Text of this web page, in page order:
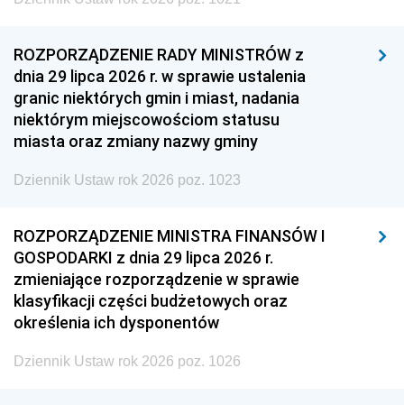
ROZPORZĄDZENIE RADY MINISTRÓW z
dnia 29 lipca 2026 r. w sprawie ustalenia
granic niektórych gmin i miast, nadania
niektórym miejscowościom statusu
miasta oraz zmiany nazwy gminy
Dziennik Ustaw rok 2026 poz. 1023
ROZPORZĄDZENIE MINISTRA FINANSÓW I
GOSPODARKI z dnia 29 lipca 2026 r.
zmieniające rozporządzenie w sprawie
klasyfikacji części budżetowych oraz
określenia ich dysponentów
Dziennik Ustaw rok 2026 poz. 1026